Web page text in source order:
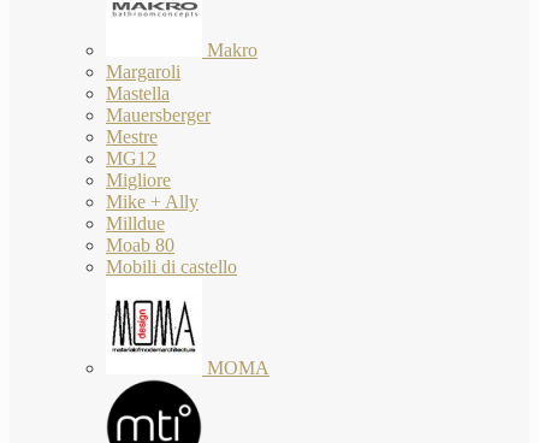
Makro
Margaroli
Mastella
Mauersberger
Mestre
MG12
Migliore
Mike + Ally
Milldue
Moab 80
Mobili di castello
MOMA